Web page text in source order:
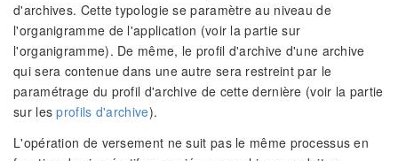
d'archives. Cette typologie se paramètre au niveau de
l'organigramme de l'application (voir la partie sur
l'organigramme). De même, le profil d'archive d'une archive
qui sera contenue dans une autre sera restreint par le
paramétrage du profil d'archive de cette dernière (voir la partie
sur lesprofils d'archive).
L'opération de versement ne suit pas le même processus en